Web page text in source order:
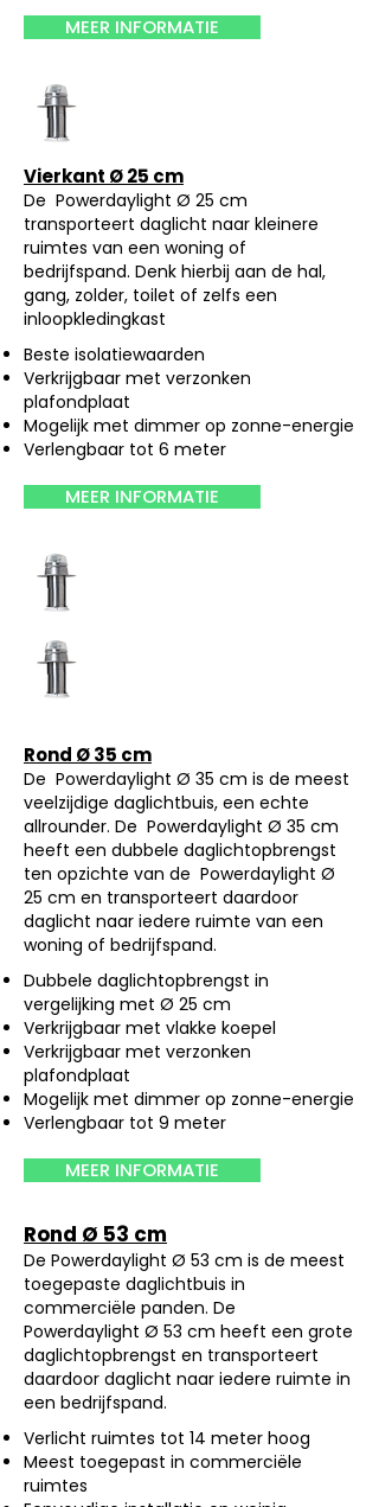
MEER INFORMATIE
Vierkant Ø 25 cm
De Powerdaylight Ø 25 cm
transporteert daglicht naar kleinere
ruimtes van een woning of
bedrijfspand. Denk hierbij aan de hal,
gang, zolder, toilet of zelfs een
inloopkledingkast
Beste isolatiewaarden
Verkrijgbaar met verzonken
plafondplaat
Mogelijk met dimmer op zonne-energie
Verlengbaar tot 6 meter
MEER INFORMATIE
Rond Ø 35 cm
De Powerdaylight Ø 35 cm is de meest
veelzijdige daglichtbuis, een echte
allrounder. De Powerdaylight Ø 35 cm
heeft een dubbele daglichtopbrengst
ten opzichte van de Powerdaylight Ø
25 cm en transporteert daardoor
daglicht naar iedere ruimte van een
woning of bedrijfspand.
Dubbele daglichtopbrengst in
vergelijking met Ø 25 cm
Verkrijgbaar met vlakke koepel
Verkrijgbaar met verzonken
plafondplaat
Mogelijk met dimmer op zonne-energie
Verlengbaar tot 9 meter
MEER INFORMATIE
Rond Ø 53 cm
De Powerdaylight Ø 53 cm is de meest
toegepaste daglichtbuis in
commerciële panden. De
Powerdaylight Ø 53 cm heeft een grote
daglichtopbrengst en transporteert
daardoor daglicht naar iedere ruimte in
een bedrijfspand.
Verlicht ruimtes tot 14 meter hoog
Meest toegepast in commerciële
ruimtes